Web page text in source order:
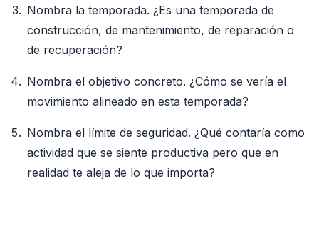
Nombra la temporada. ¿Es una temporada de
construcción, de mantenimiento, de reparación o
de recuperación?
Nombra el objetivo concreto. ¿Cómo se vería el
movimiento alineado en esta temporada?
Nombra el límite de seguridad. ¿Qué contaría como
actividad que se siente productiva pero que en
realidad te aleja de lo que importa?